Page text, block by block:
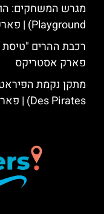
Playground) | פארק אסטריקס
פארק אסטריקס
Des Pirates) | פארק אסטריקס